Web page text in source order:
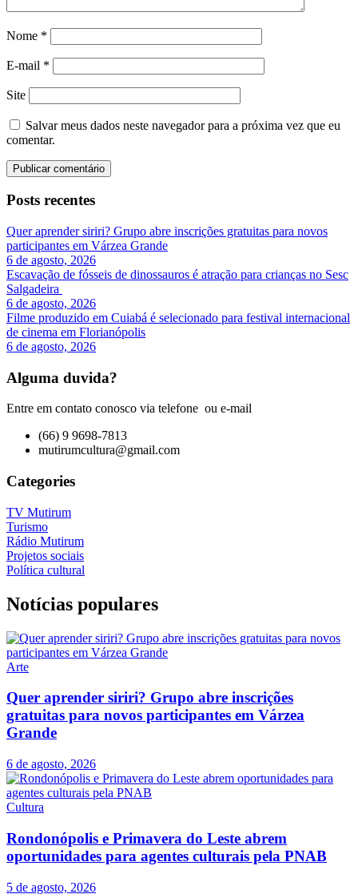
Nome *
E-mail *
Site
Salvar meus dados neste navegador para a próxima vez que eu
comentar.
Posts recentes
Quer aprender siriri? Grupo abre inscrições gratuitas para novos
participantes em Várzea Grande
6 de agosto, 2026
Escavação de fósseis de dinossauros é atração para crianças no Sesc
Salgadeira
6 de agosto, 2026
Filme produzido em Cuiabá é selecionado para festival internacional
de cinema em Florianópolis
6 de agosto, 2026
Alguma duvida?
Entre em contato conosco via telefone ou e-mail
(66) 9 9698-7813
mutirumcultura@gmail.com
Categories
TV Mutirum
Turismo
Rádio Mutirum
Projetos sociais
Política cultural
Notícias populares
Arte
Quer aprender siriri? Grupo abre inscrições
gratuitas para novos participantes em Várzea
Grande
6 de agosto, 2026
Cultura
Rondonópolis e Primavera do Leste abrem
oportunidades para agentes culturais pela PNAB
5 de agosto, 2026